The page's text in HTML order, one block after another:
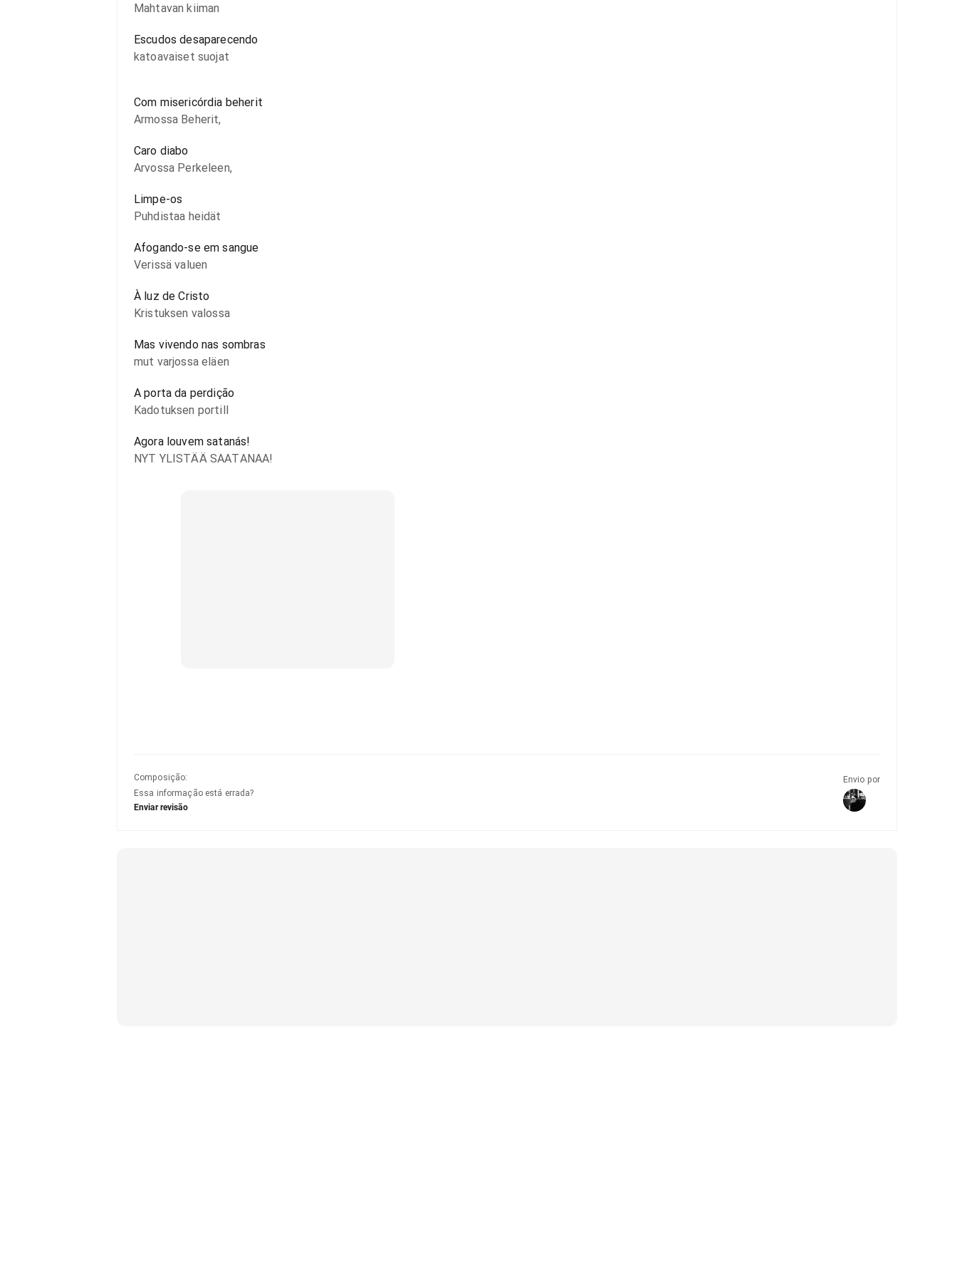
Mahtavan kiiman
Escudos desaparecendo
katoavaiset suojat
Com misericórdia beherit
Armossa Beherit,
Caro diabo
Arvossa Perkeleen,
Limpe-os
Puhdistaa heidät
Afogando-se em sangue
Verissä valuen
À luz de Cristo
Kristuksen valossa
Mas vivendo nas sombras
mut varjossa eläen
A porta da perdição
Kadotuksen portill
Agora louvem satanás!
NYT YLISTÄÄ SAATANAA!
Composição:
Essa informação está errada?
Enviar revisão
Envio por